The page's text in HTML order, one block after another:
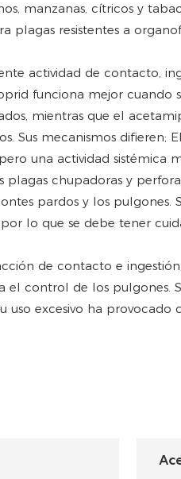
manzanas, cítricos y
plagas resistentes a
actividad de contacto,
funciona mejor cuando
mientras que el
Sus mecanismos difieren;
una actividad sistémica
chupadoras y
pardos y los pulgones.
lo que se debe tener
de contacto e
el control de los pulgones.
uso excesivo ha provocado